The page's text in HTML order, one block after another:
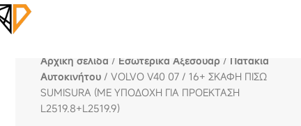
Αρχική σελίδα / Εσωτερικά Αξεσουάρ / Πατάκια
Αυτοκινήτου / VOLVO V40 07 / 16+ ΣΚΑΦΗ ΠΙΣΩ
SUMISURA (ΜΕ ΥΠΟΔΟΧΗ ΓΙΑ ΠΡΟΕΚΤΑΣΗ
L2519.8+L2519.9)